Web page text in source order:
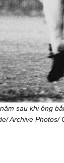
sau khi ông
Archive Photos/